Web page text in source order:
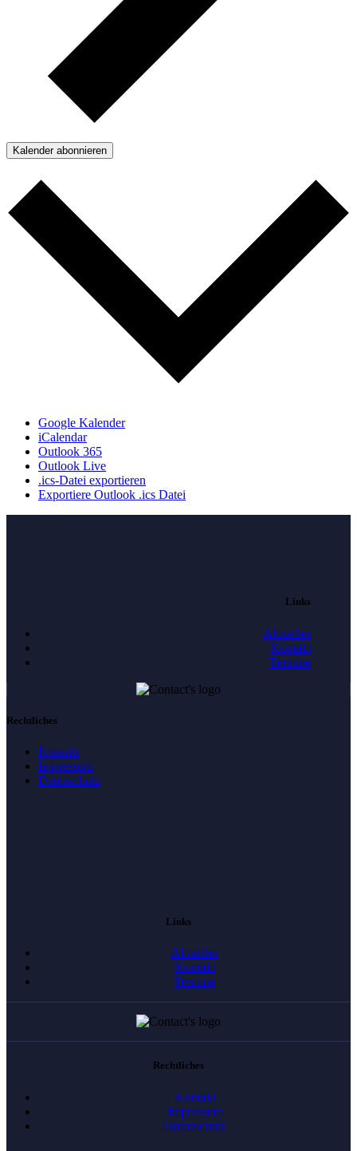
Kalender abonnieren
Google Kalender
iCalendar
Outlook 365
Outlook Live
.ics-Datei exportieren
Exportiere Outlook .ics Datei
Links
Aktuelles
Kontakt
Termine
Rechtliches
Kontakt
Impressum
Datenschutz
Links
Aktuelles
Kontakt
Termine
Rechtliches
Kontakt
Impressum
Datenschutz